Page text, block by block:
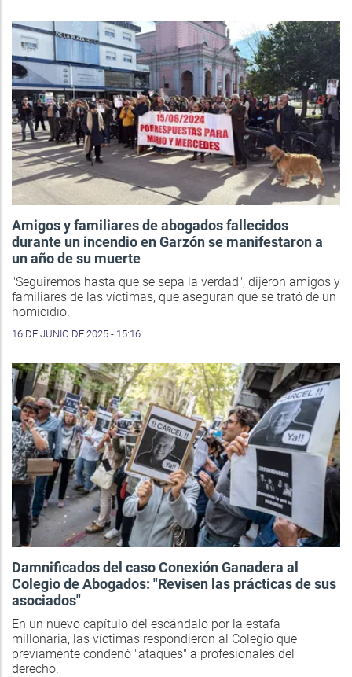
Amigos y familiares de abogados fallecidos
durante un incendio en Garzón se manifestaron a
un año de su muerte
"Seguiremos hasta que se sepa la verdad", dijeron amigos y
familiares de las víctimas, que aseguran que se trató de un
homicidio.
16 DE JUNIO DE 2025 - 15:16
Damnificados del caso Conexión Ganadera al
Colegio de Abogados: "Revisen las prácticas de sus
asociados"
En un nuevo capítulo del escándalo por la estafa
millonaria, las víctimas respondieron al Colegio que
previamente condenó "ataques" a profesionales del
derecho.